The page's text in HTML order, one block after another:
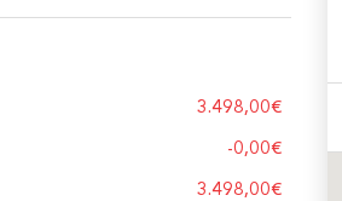
3.498,00€
-0,00€
3.498,00€